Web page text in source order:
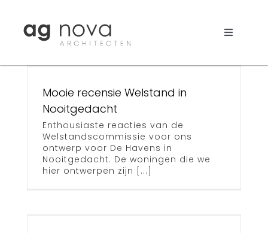
content
Toggle
Werk
Nieuws
Aanpak
Bureau
Mooie recensie Welstand in
Nooitgedacht
Enthousiaste reacties van de
Welstandscommissie voor ons
ontwerp voor De Havens in
Nooitgedacht. De woningen die we
hier ontwerpen zijn [...]